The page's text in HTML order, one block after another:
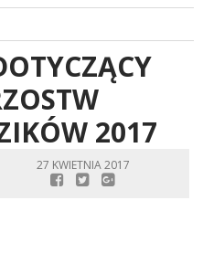
2017
27 KWIETNIA 2017